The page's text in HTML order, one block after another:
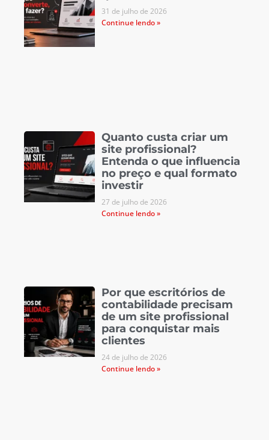
31 de julho de 2026
Continue lendo »
Quanto custa criar um
site profissional?
Entenda o que influencia
no preço e qual formato
investir
27 de julho de 2026
Continue lendo »
Por que escritórios de
contabilidade precisam
de um site profissional
para conquistar mais
clientes
24 de julho de 2026
Continue lendo »